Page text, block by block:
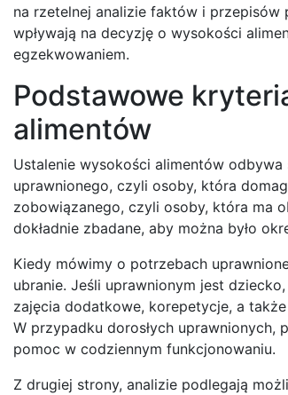
na rzetelnej analizie faktów i przepisów
wpływają na decyzję o wysokości
egzekwowaniem.
Podstawowe
alimentów
Ustalenie wysokości alimentów
uprawnionego, czyli osoby, która
zobowiązanego, czyli osoby, która ma
dokładnie zbadane, aby można było
Kiedy mówimy o potrzebach
ubranie. Jeśli uprawnionym jest
zajęcia dodatkowe, korepetycje, a
W przypadku dorosłych
pomoc w codziennym funkcjonowaniu.
Z drugiej strony, analizie podlegają